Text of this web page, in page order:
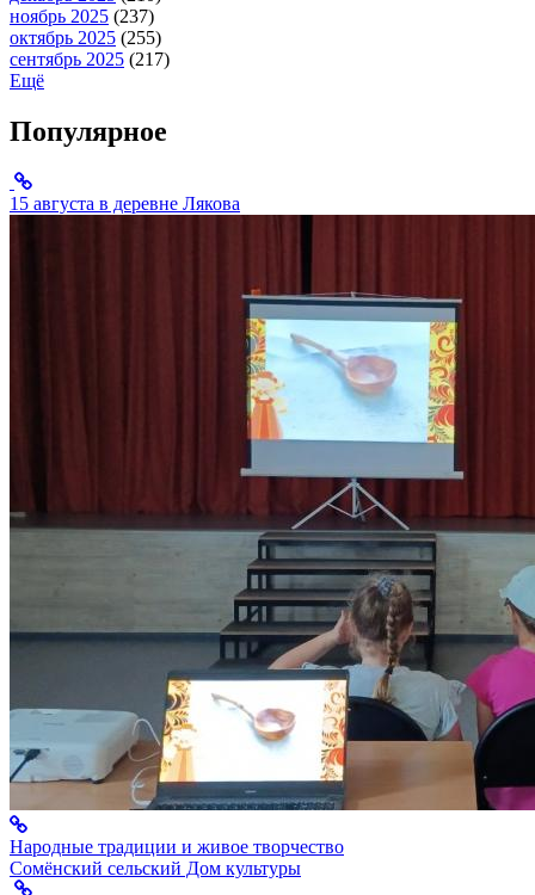
ноябрь 2025 (237)
октябрь 2025 (255)
сентябрь 2025 (217)
Ещё
Популярное
15 августа в деревне Лякова
Народные традиции и живое творчество
Сомёнский сельский Дом культуры